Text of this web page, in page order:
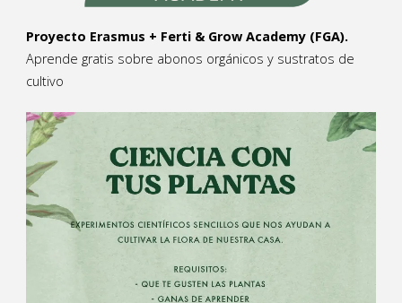
Proyecto Erasmus + Ferti & Grow Academy (FGA).
Aprende gratis sobre abonos orgánicos y sustratos de
cultivo